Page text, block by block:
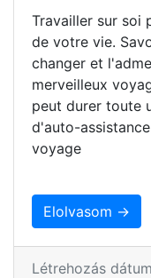
Travailler sur soi
de votre vie.
changer et
merveilleux
peut durer toute
d'auto-
voyage
Elolvasom →
Létrehozás